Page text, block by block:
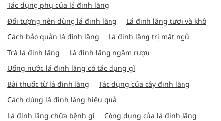
Tác dụng phụ của lá đinh lăng
Đối tượng nên dùng lá đinh lăng
Lá đinh lăng tươi và khô
Cách bảo quản lá đinh lăng
Lá đinh lăng trị mất ngủ
Trà lá đinh lăng
Lá đinh lăng ngâm rượu
Uống nước lá đinh lăng có tác dụng gì
Bài thuốc từ lá đinh lăng
Tác dụng của cây đinh lăng
Cách dùng lá đinh lăng hiệu quả
Lá đinh lăng chữa bệnh gì
Công dụng của lá đinh lăng